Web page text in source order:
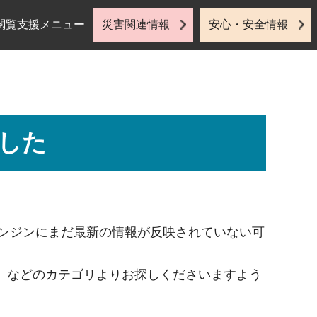
覧支援メニュー 災害関連情報 安心・安全情報
た
ジンにまだ最新の情報が反映されていない可
どのカテゴリよりお探しくださいますよう